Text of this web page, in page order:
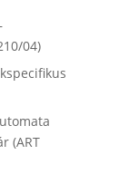
04)
(ART